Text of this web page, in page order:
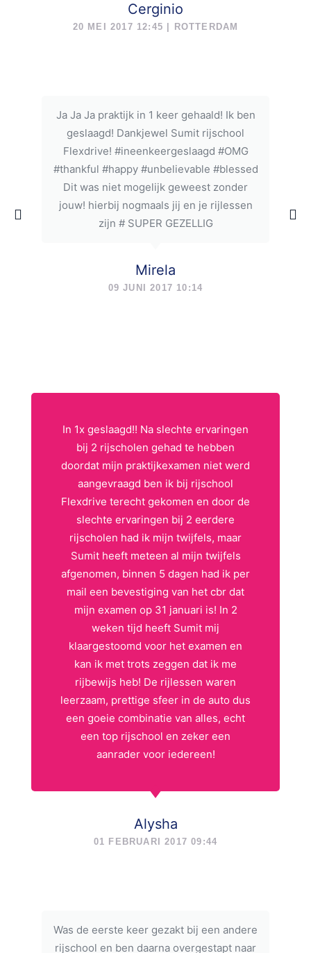
Cerginio
20 MEI 2017 12:45 | ROTTERDAM
Ja Ja Ja praktijk in 1 keer gehaald! Ik ben
geslaagd! Dankjewel Sumit rijschool
Flexdrive! #ineenkeergeslaagd #OMG
#thankful #happy #unbelievable #blessed
Dit was niet mogelijk geweest zonder
jouw! hierbij nogmaals jij en je rijlessen
zijn # SUPER GEZELLIG
Mirela
09 JUNI 2017 10:14
In 1x geslaagd!! Na slechte ervaringen
bij 2 rijscholen gehad te hebben
doordat mijn praktijkexamen niet werd
aangevraagd ben ik bij rijschool
Flexdrive terecht gekomen en door de
slechte ervaringen bij 2 eerdere
rijscholen had ik mijn twijfels, maar
Sumit heeft meteen al mijn twijfels
afgenomen, binnen 5 dagen had ik per
mail een bevestiging van het cbr dat
mijn examen op 31 januari is! In 2
weken tijd heeft Sumit mij
klaargestoomd voor het examen en
kan ik met trots zeggen dat ik me
rijbewijs heb! De rijlessen waren
leerzaam, prettige sfeer in de auto dus
een goeie combinatie van alles, echt
een top rijschool en zeker een
aanrader voor iedereen!
Alysha
01 FEBRUARI 2017 09:44
Was de eerste keer gezakt bij een andere
rijschool en ben daarna overgestapt naar